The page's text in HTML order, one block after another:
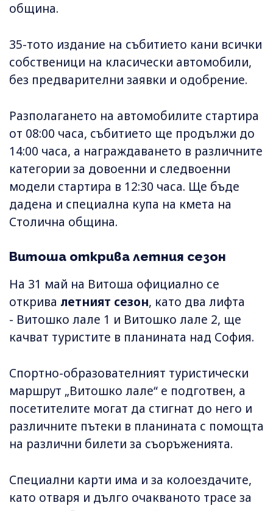
община.
35-тото издание на събитието кани всички
собственици на класически автомобили,
без предварителни заявки и одобрение.
Разполагането на автомобилите стартира
от 08:00 часа, събитието ще продължи до
14:00 часа, а награждаването в различните
категории за довоенни и следвоенни
модели стартира в 12:30 часа. Ще бъде
дадена и специална купа на кмета на
Столична община.
Витоша открива летния сезон
На 31 май на Витоша официално се
открива летният сезон, като два лифта
- Витошко лале 1 и Витошко лале 2, ще
качват туристите в планината над София.
Спортно-образователният туристически
маршрут „Витошко лале“ е подготвен, а
посетителите могат да стигнат до него и
различните пътеки в планината с помощта
на различни билети за съоръженията.
Специални карти има и за колоездачите,
като отваря и дълго очакваното трасе за